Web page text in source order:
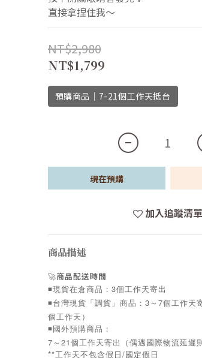
直接拿捏住我～
NT$2,980
NT$1,799
預購商品｜7-21個工作天抵台
現在預購
加入追蹤清單
商品描述
🚀商品配送時間
◾️現貨在倉商品：3個工作天寄出
◾️台灣現貨「調貨」商品：3～7個工作天
個工作天）
◾️國外預購商品：
7～21個工作天寄出（偶遇國際物流延遲
**工作天不包含假日/國定假日